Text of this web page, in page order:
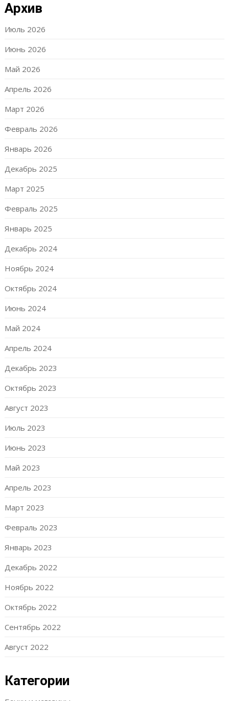
Архив
Июль 2026
Июнь 2026
Май 2026
Апрель 2026
Март 2026
Февраль 2026
Январь 2026
Декабрь 2025
Март 2025
Февраль 2025
Январь 2025
Декабрь 2024
Ноябрь 2024
Октябрь 2024
Июнь 2024
Май 2024
Апрель 2024
Декабрь 2023
Октябрь 2023
Август 2023
Июль 2023
Июнь 2023
Май 2023
Апрель 2023
Март 2023
Февраль 2023
Январь 2023
Декабрь 2022
Ноябрь 2022
Октябрь 2022
Сентябрь 2022
Август 2022
Категории